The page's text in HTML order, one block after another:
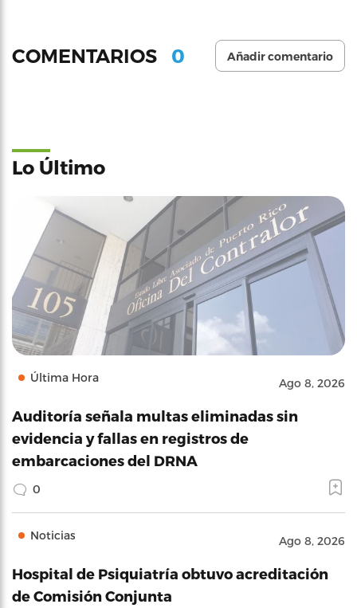
COMENTARIOS 0 Añadir comentario
Lo Último
Última Hora Ago 8, 2026
Auditoría señala multas eliminadas sin
evidencia y fallas en registros de
embarcaciones del DRNA
0
Noticias Ago 8, 2026
Hospital de Psiquiatría obtuvo acreditación
de Comisión Conjunta